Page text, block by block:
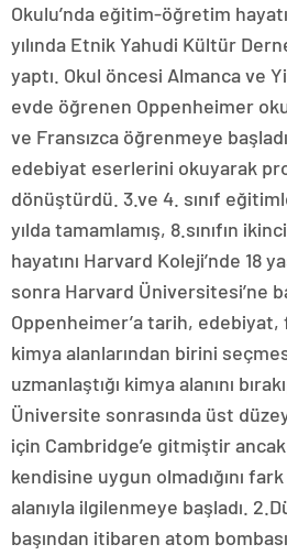
Okulu’nda eğitim-öğretim
yılında Etnik Yahudi Kültür
yaptı. Okul öncesi Almanca ve
evde öğrenen Oppenheimer
ve Fransızca öğrenmeye
edebiyat eserlerini okuyarak
dönüştürdü. 3.ve 4. sınıf
yılda tamamlamış, 8.sınıfın
hayatını Harvard Koleji’nde 18
sonra Harvard Üniversitesi’ne
Oppenheimer’a tarih,
kimya alanlarından birini
uzmanlaştığı kimya alanını
Üniversite sonrasında üst
için Cambridge’e gitmiştir
kendisine uygun olmadığını
alanıyla ilgilenmeye başladı.
başından itibaren atom